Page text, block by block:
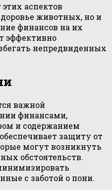
аспектов
животных, но и
финансов на их
эффективно
непредвиденных
важной
финансами,
и содержанием
защиту от
могут возникнуть
обстоятельств.
с заботой о пони.